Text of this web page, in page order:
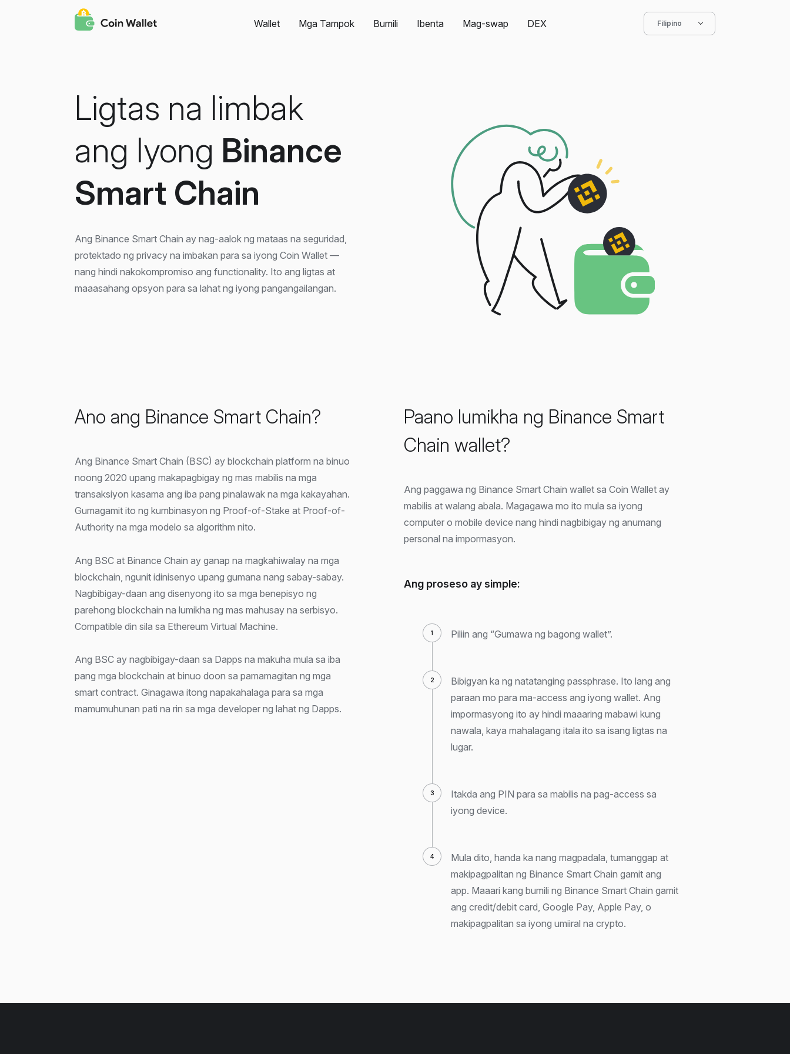
Wallet Mga Tampok Bumili Ibenta Mag-swap DEX Filipino
Ligtas na Iimbak
ang Iyong Binance
Smart Chain
Ang Binance Smart Chain ay nag-aalok ng mataas na seguridad,
protektado ng privacy na imbakan para sa iyong Coin Wallet —
nang hindi nakokompromiso ang functionality. Ito ang ligtas at
maaasahang opsyon para sa lahat ng iyong pangangailangan.
Ano ang Binance Smart Chain?
Ang Binance Smart Chain (BSC) ay blockchain platform na binuo
noong 2020 upang makapagbigay ng mas mabilis na mga
transaksiyon kasama ang iba pang pinalawak na mga kakayahan.
Gumagamit ito ng kumbinasyon ng Proof-of-Stake at Proof-of-
Authority na mga modelo sa algorithm nito.
Ang BSC at Binance Chain ay ganap na magkahiwalay na mga
blockchain, ngunit idinisenyo upang gumana nang sabay-sabay.
Nagbibigay-daan ang disenyong ito sa mga benepisyo ng
parehong blockchain na lumikha ng mas mahusay na serbisyo.
Compatible din sila sa Ethereum Virtual Machine.
Ang BSC ay nagbibigay-daan sa Dapps na makuha mula sa iba
pang mga blockchain at binuo doon sa pamamagitan ng mga
smart contract. Ginagawa itong napakahalaga para sa mga
mamumuhunan pati na rin sa mga developer ng lahat ng Dapps.
Paano lumikha ng Binance Smart
Chain wallet?
Ang paggawa ng Binance Smart Chain wallet sa Coin Wallet ay
mabilis at walang abala. Magagawa mo ito mula sa iyong
computer o mobile device nang hindi nagbibigay ng anumang
personal na impormasyon.
Ang proseso ay simple:
Piliin ang “Gumawa ng bagong wallet”.
Bibigyan ka ng natatanging passphrase. Ito lang ang
paraan mo para ma-access ang iyong wallet. Ang
impormasyong ito ay hindi maaaring mabawi kung
nawala, kaya mahalagang itala ito sa isang ligtas na
lugar.
Itakda ang PIN para sa mabilis na pag-access sa
iyong device.
Mula dito, handa ka nang magpadala, tumanggap at
makipagpalitan ng Binance Smart Chain gamit ang
app. Maaari kang bumili ng Binance Smart Chain gamit
ang credit/debit card, Google Pay, Apple Pay, o
makipagpalitan sa iyong umiiral na crypto.